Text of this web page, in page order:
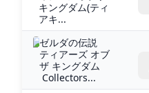
キングダム(ティ
アキ...
ゼルダの伝説
ティアーズ オブ
ザ キングダム
Collectors...